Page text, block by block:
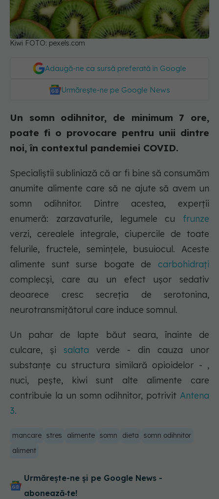
Kiwi FOTO: pexels.com
Adaugă-ne ca sursă preferată în Google
Urmărește-ne pe Google News
Un somn odihnitor, de minimum 7 ore,
poate fi o provocare pentru unii dintre
noi, în contextul pandemiei COVID.
Specialiștii subliniază că ar fi bine să consumăm
anumite alimente care să ne ajute să avem un
somn odihnitor. Dintre acestea, experții
enumeră: zarzavaturile, legumele cu frunze
verzi, cerealele integrale, ciupercile de toate
felurile, fructele, semințele, busuiocul. Aceste
alimente sunt surse bogate de carbohidrați
complecși, care au un efect ușor sedativ
deoarece cresc secreția de serotonina,
neurotransmițătorul care induce somnul.
Un pahar de lapte băut seara, înainte de
culcare, și salata verde - din cauza unor
substanțe cu structura similară opioidelor - ,
nuci, pește, kiwi sunt alte alimente care
contribuie la un somn odihnitor, potrivit Antena
3.
mancare stres alimente somn dieta
somn odihnitor
aliment
Urmărește-ne și pe Google News -
abonează‑te!